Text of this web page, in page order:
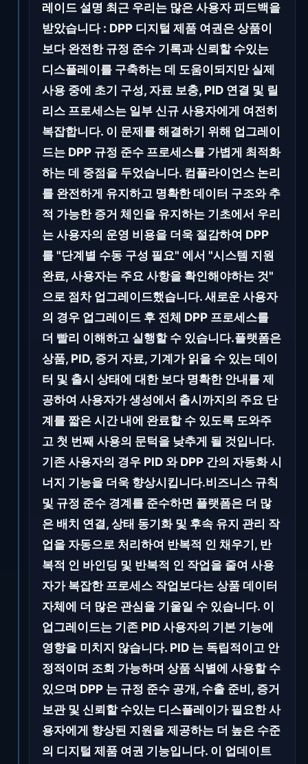
레이드 설명 최근 우리는 많은 사용자 피드백을
받았습니다 : DPP 디지털 제품 여권은 상품이
보다 완전한 규정 준수 기록과 신뢰할 수있는
디스플레이를 구축하는 데 도움이되지만 실제
사용 중에 초기 구성, 자료 보충, PID 연결 및 릴
리스 프로세스는 일부 신규 사용자에게 여전히
복잡합니다. 이 문제를 해결하기 위해 업그레이
드는 DPP 규정 준수 프로세스를 가볍게 최적화
하는 데 중점을 두었습니다. 컴플라이언스 논리
를 완전하게 유지하고 명확한 데이터 구조와 추
적 가능한 증거 체인을 유지하는 기초에서 우리
는 사용자의 운영 비용을 더욱 절감하여 DPP
를 "단계별 수동 구성 필요" 에서 "시스템 지원
완료, 사용자는 주요 사항을 확인해야하는 것"
으로 점차 업그레이드했습니다. 새로운 사용자
의 경우 업그레이드 후 전체 DPP 프로세스를
더 빨리 이해하고 실행할 수 있습니다.플랫폼은
상품, PID, 증거 자료, 기계가 읽을 수 있는 데이
터 및 출시 상태에 대한 보다 명확한 안내를 제
공하여 사용자가 생성에서 출시까지의 주요 단
계를 짧은 시간 내에 완료할 수 있도록 도와주
고 첫 번째 사용의 문턱을 낮추게 될 것입니다.
기존 사용자의 경우 PID 와 DPP 간의 자동화 시
너지 기능을 더욱 향상시킵니다.비즈니스 규칙
및 규정 준수 경계를 준수하면 플랫폼은 더 많
은 배치 연결, 상태 동기화 및 후속 유지 관리 작
업을 자동으로 처리하여 반복적 인 채우기, 반
복적 인 바인딩 및 반복적 인 작업을 줄여 사용
자가 복잡한 프로세스 작업보다는 상품 데이터
자체에 더 많은 관심을 기울일 수 있습니다. 이
업그레이드는 기존 PID 사용자의 기본 기능에
영향을 미치지 않습니다. PID 는 독립적이고 안
정적이며 조회 가능하며 상품 식별에 사용할 수
있으며 DPP 는 규정 준수 공개, 수출 준비, 증거
보관 및 신뢰할 수있는 디스플레이가 필요한 사
용자에게 향상된 지원을 제공하는 더 높은 수준
의 디지털 제품 여권 기능입니다. 이 업데이트